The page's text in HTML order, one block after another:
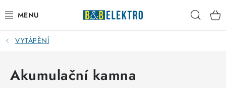
na
obsah
Reklamace / Vrácení zboží
Blog
VYTÁPĚNÍ
Akumulační kamna